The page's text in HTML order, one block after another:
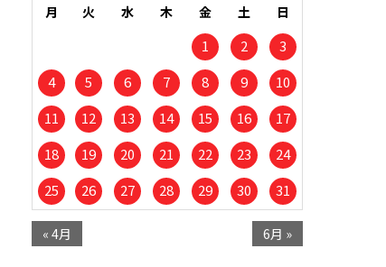
月
火 水 木 金 土 日
1 2
3
4
5 6 7 8 9
10
11
12 13 14 15 16
17
18
19 20 21 22 23
24
25
26 27 28 29 30 31
« 4月 6月 »